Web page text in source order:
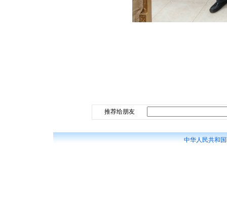
推荐给朋友
中华人民共和